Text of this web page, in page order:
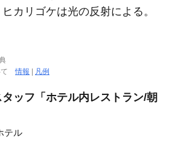
カリゴケは光の反射による。
て情報 | 凡例
タッフ「ホテル内レストラン/朝
テル